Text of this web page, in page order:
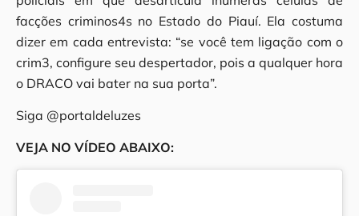
facções criminos4s no Estado do Piauí. Ela costuma
dizer em cada entrevista: “se você tem ligação com o
crim3, configure seu despertador, pois a qualquer hora
o DRACO vai bater na sua porta”.
Siga @portaldeluzes
VEJA NO VÍDEO ABAIXO: